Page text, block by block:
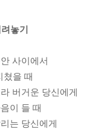
놓기
사이에서
쳤을 때
버거운 당신에게
이 들 때
는 당신에게